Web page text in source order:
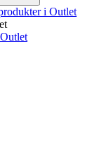
i Outlet